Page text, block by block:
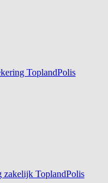
ToplandPolis
zakelijk ToplandPolis